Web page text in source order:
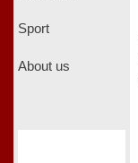
Sport
About us